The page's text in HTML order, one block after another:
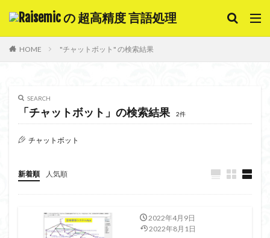
HOME "チャットボット" の検索結果
SEARCH
「チャットボット」の検索結果 2件
チャットボット
新着順 人気順
2022年4月9日
2022年8月1日
意味解析 質問応答システム チャットボット 対話システム
カテゴリー